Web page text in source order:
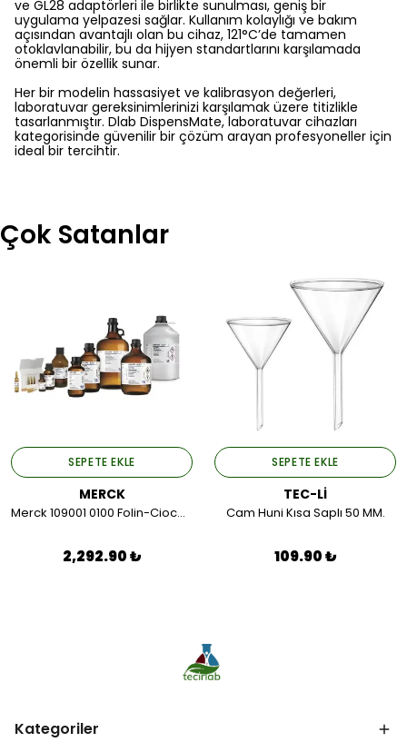
ve GL28 adaptörleri ile birlikte sunulması, geniş bir
uygulama yelpazesi sağlar. Kullanım kolaylığı ve bakım
açısından avantajlı olan bu cihaz, 121°C’de tamamen
otoklavlanabilir, bu da hijyen standartlarını karşılamada
önemli bir özellik sunar.
Her bir modelin hassasiyet ve kalibrasyon değerleri,
laboratuvar gereksinimlerinizi karşılamak üzere titizlikle
tasarlanmıştır. Dlab DispensMate, laboratuvar cihazları
kategorisinde güvenilir bir çözüm arayan profesyoneller için
ideal bir tercihtir.
Çok Satanlar
SEPETE EKLE
MERCK
Merck 109001 0100 Folin-Ciocalteu'S Phenol Reagent 100 ML.
2,292.90 ₺
SEPETE EKLE
TEC-Lİ
Cam Huni Kısa Saplı 50 MM.
109.90 ₺
Kategoriler